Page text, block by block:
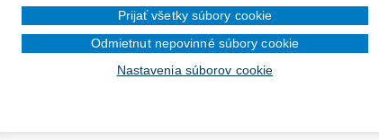
prihlásenému užívateľovi.
Nastavenia súborov cookie
Odmietnut nepovinné súbory cookie
Prijať všetky súbory cookie